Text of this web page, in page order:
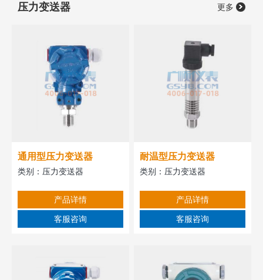
压力变送器 更多
通用型压力变送器
类别： 压力变送器
产品详情
客服咨询
耐温型压力变送器
类别： 压力变送器
产品详情
客服咨询